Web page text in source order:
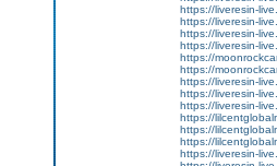
https://liveresin-
https://liveresin-
https://liveresin-
https://liveresin-
https://
https://
https://liveresin-
https://liveresin-
https://liveresin-
https://
https://
https://
https://liveresin-